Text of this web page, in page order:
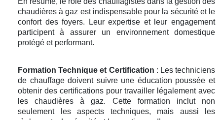
chaudières à gaz est indispensable pour la sécurité et le
confort des foyers. Leur expertise et leur engagement
participent à assurer un environnement domestique
protégé et performant.
Formation Technique et Certification : Les techniciens
de chauffage doivent suivre une éducation poussée et
obtenir des certifications pour travailler légalement avec
les chaudières à gaz. Cette formation inclut non
seulement les aspects techniques, mais aussi les